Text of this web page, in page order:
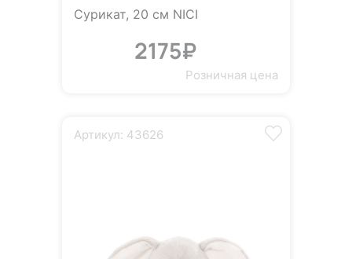
Сурикат, 20 см NICI
2175₽
Розничная цена
Артикул: 43626